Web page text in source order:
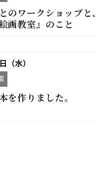
のワークショップと、
画教室』のこと
（水）
を作りました。